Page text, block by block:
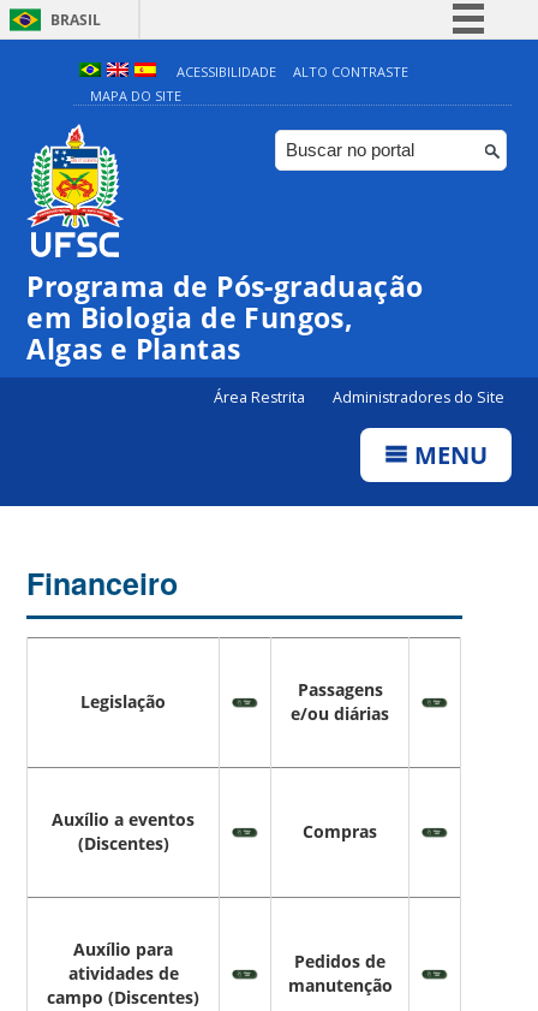
BRASIL
Simplifique!
Comunica BR
Participe
ACESSIBILIDADE
ALTO CONTRASTE
MAPA DO SITE
Programa de Pós-graduação
em Biologia de Fungos,
Algas e Plantas
Área Restrita Administradores do Site
MENU
Financeiro
Legislação
Passagens
e/ou diárias
Auxílio a eventos
(Discentes)
Compras
Auxílio para
atividades de
campo (Discentes)
Pedidos de
manutenção